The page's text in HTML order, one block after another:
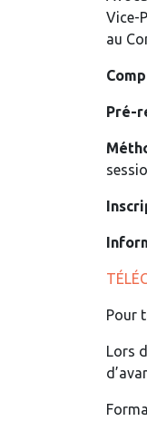
Vice-
au
Pré-
Pour
Lors